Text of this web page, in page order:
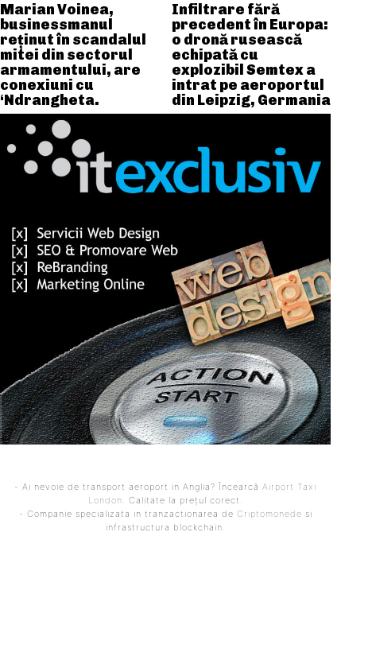
Marian Voinea,
businessmanul
reținut în scandalul
mitei din sectorul
armamentului, are
conexiuni cu
‘Ndrangheta.
Infiltrare fără
precedent în Europa:
o dronă rusească
echipată cu
explozibil Semtex a
intrat pe aeroportul
din Leipzig, Germania
- Ai nevoie de transport aeroport in Anglia? Încearcă Airport Taxi
London. Calitate la prețul corect.
- Companie specializata in tranzactionarea de Criptomonede si
infrastructura blockchain.